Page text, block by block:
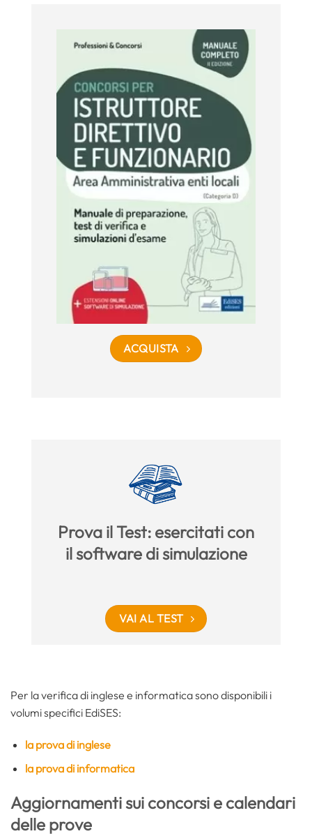
ACQUISTA
Prova il Test: esercitati con
il software di simulazione
VAI AL TEST
Per la verifica di inglese e informatica sono disponibili i
volumi specifici EdiSES:
la prova di inglese
la prova di informatica
Aggiornamenti sui concorsi e calendari
delle prove